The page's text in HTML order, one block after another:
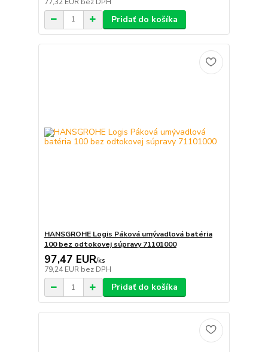
Pridať do košíka
HANSGROHE Logis Páková umývadlová batéria
100 bez odtokovej súpravy 71101000
97,47 EUR/ks
79,24 EUR bez DPH
Pridať do košíka